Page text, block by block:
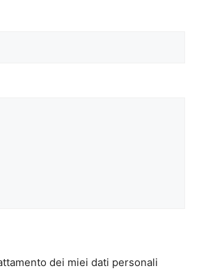
dei miei dati personali